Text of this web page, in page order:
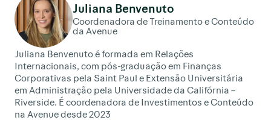
Juliana Benvenuto
Coordenadora de Treinamento e Conteúdo
da Avenue
Juliana Benvenuto é formada em Relações
Internacionais, com pós-graduação em Finanças
Corporativas pela Saint Paul e Extensão Universitária
em Administração pela Universidade da Califórnia –
Riverside. É coordenadora de Investimentos e Conteúdo
na Avenue desde 2023